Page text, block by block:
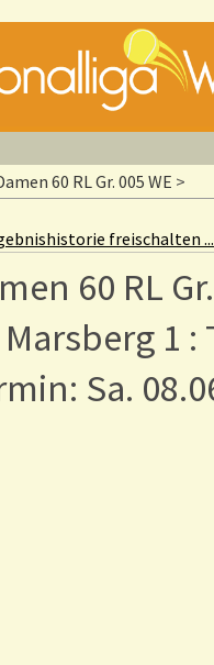
60 RL Gr. 005 WE >
freischalten ...
60 RL
Marsberg 1
Sa.